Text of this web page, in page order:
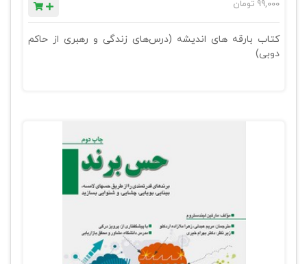
99,000 تومان
کتاب بارقه های اندیشه (درس‌های زندگی و رهبری از حاکم
دوبی)